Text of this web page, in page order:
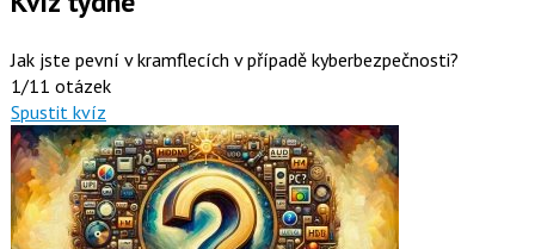
Jak jste pevní v kramflecích v případě kyberbezpečnosti?
1/11 otázek
Spustit kvíz